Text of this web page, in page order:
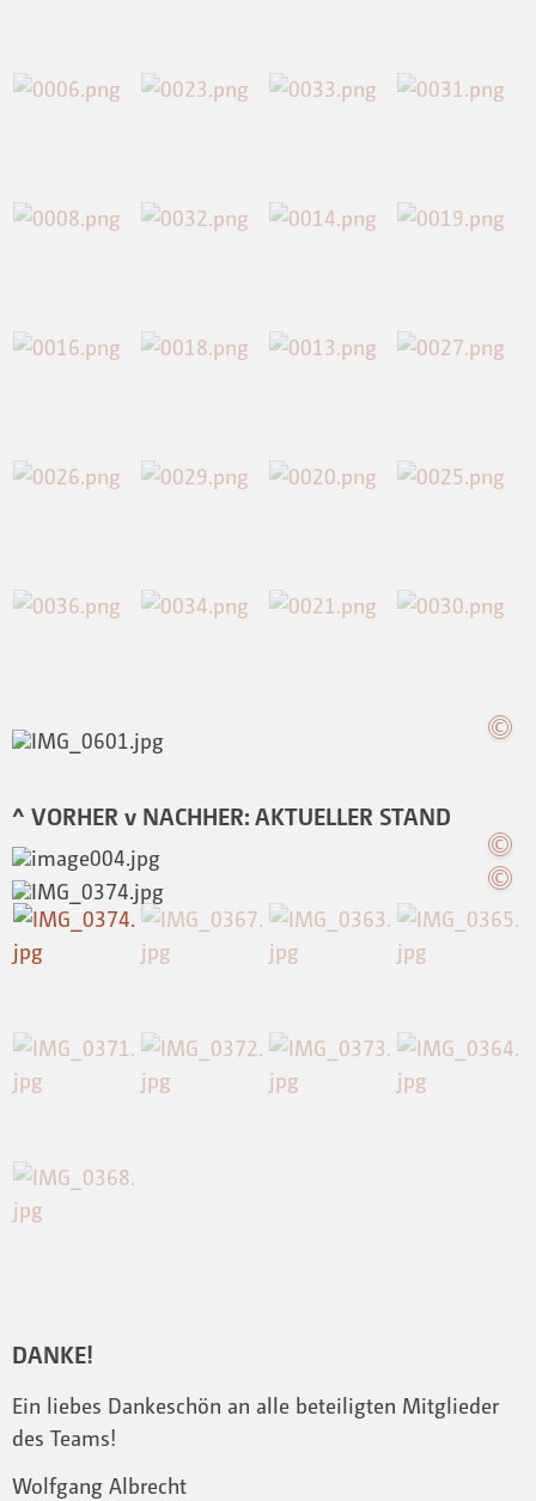
^ VORHER v NACHHER: AKTUELLER STAND
DANKE!
Ein liebes Dankeschön an alle beteiligten Mitglieder
des Teams!
Wolfgang Albrecht